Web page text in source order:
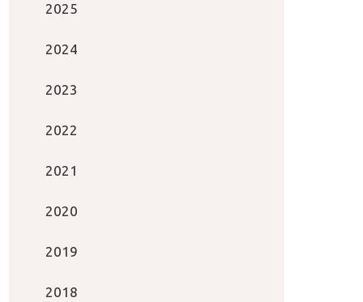
2025
2024
2023
2022
2021
2020
2019
2018